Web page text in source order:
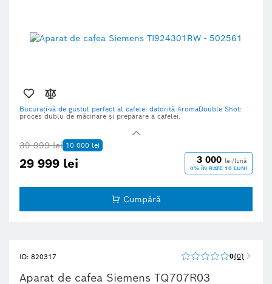
Bucurați-vă de gustul perfect al cafelei datorită AromaDouble Shot:
proces dublu de măcinare și preparare a cafelei.
Sistem complet automat de curățare și igienă optimă datorită funcției
CeramDrive:râșniță de înaltă calitate, realizată din ceramică rezistentă.
Operare confortabilă și gust extraordina
r: datorită tehnologiei unice
39 999 lei 10 000 lei
29 999 lei 3 000 lei/lună
0% ÎN RATE 10 LUNI
Cumpără
ID: 820317 0 0
Aparat de cafea Siemens TQ707R03